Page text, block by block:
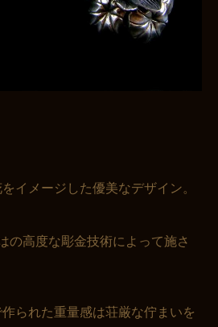
イメージした優美なデザイン。
の高度な彫金技術によって施さ
られた重量感は荘厳な佇まいを